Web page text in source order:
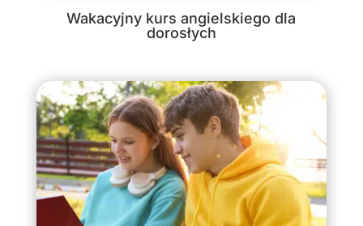
Wakacyjny kurs angielskiego dla
dorosłych